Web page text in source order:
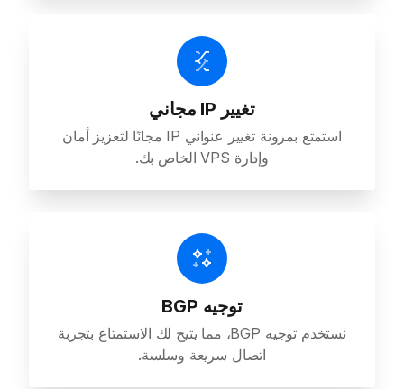
تغيير IP مجاني
استمتع بمرونة تغيير عنواني IP مجانًا لتعزيز أمان
وإدارة VPS الخاص بك.
توجيه BGP
نستخدم توجيه BGP، مما يتيح لك الاستمتاع بتجربة
اتصال سريعة وسلسة.